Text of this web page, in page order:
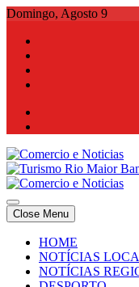
Skip
content
Domingo, Agosto 9
Comercio e Noticias
Notícias e Publicidade
Comercio e Noticias
Notícias e Publicidade
Close Menu
HOME
NOTÍCIAS
NOTÍCIAS